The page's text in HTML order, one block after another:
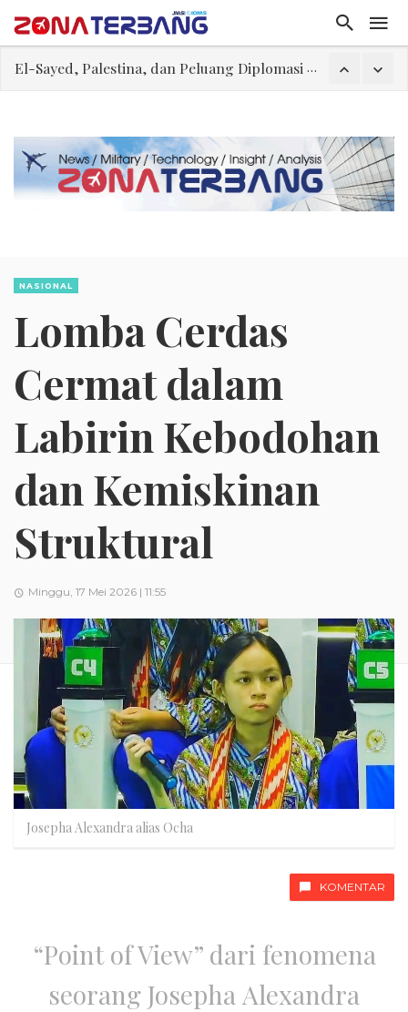
FWK: Presiden dan Masyarakat Perlu Gunakan Bahasa yang Santun
Megaproyek Panas Bumi PT Star Energy Dikeluhkan Warga Lampung Barat, Rumah Rusak hingga Dugaan Pelanggaran Lingkungan
Asal Muasal Ilmu Politik
Gangguan Kontrol Lalin Udara Kacaukan Widwest
NASIONAL
Lomba Cerdas
Cermat dalam
Labirin Kebodohan
dan Kemiskinan
Struktural
Minggu, 17 Mei 2026 | 11:55
Josepha Alexandra alias Ocha
KOMENTAR
“Point of View” dari fenomena
seorang Josepha Alexandra